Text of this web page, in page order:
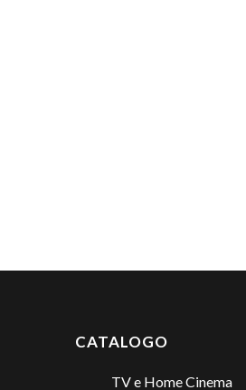
CATALOGO
TV e Home Cinema